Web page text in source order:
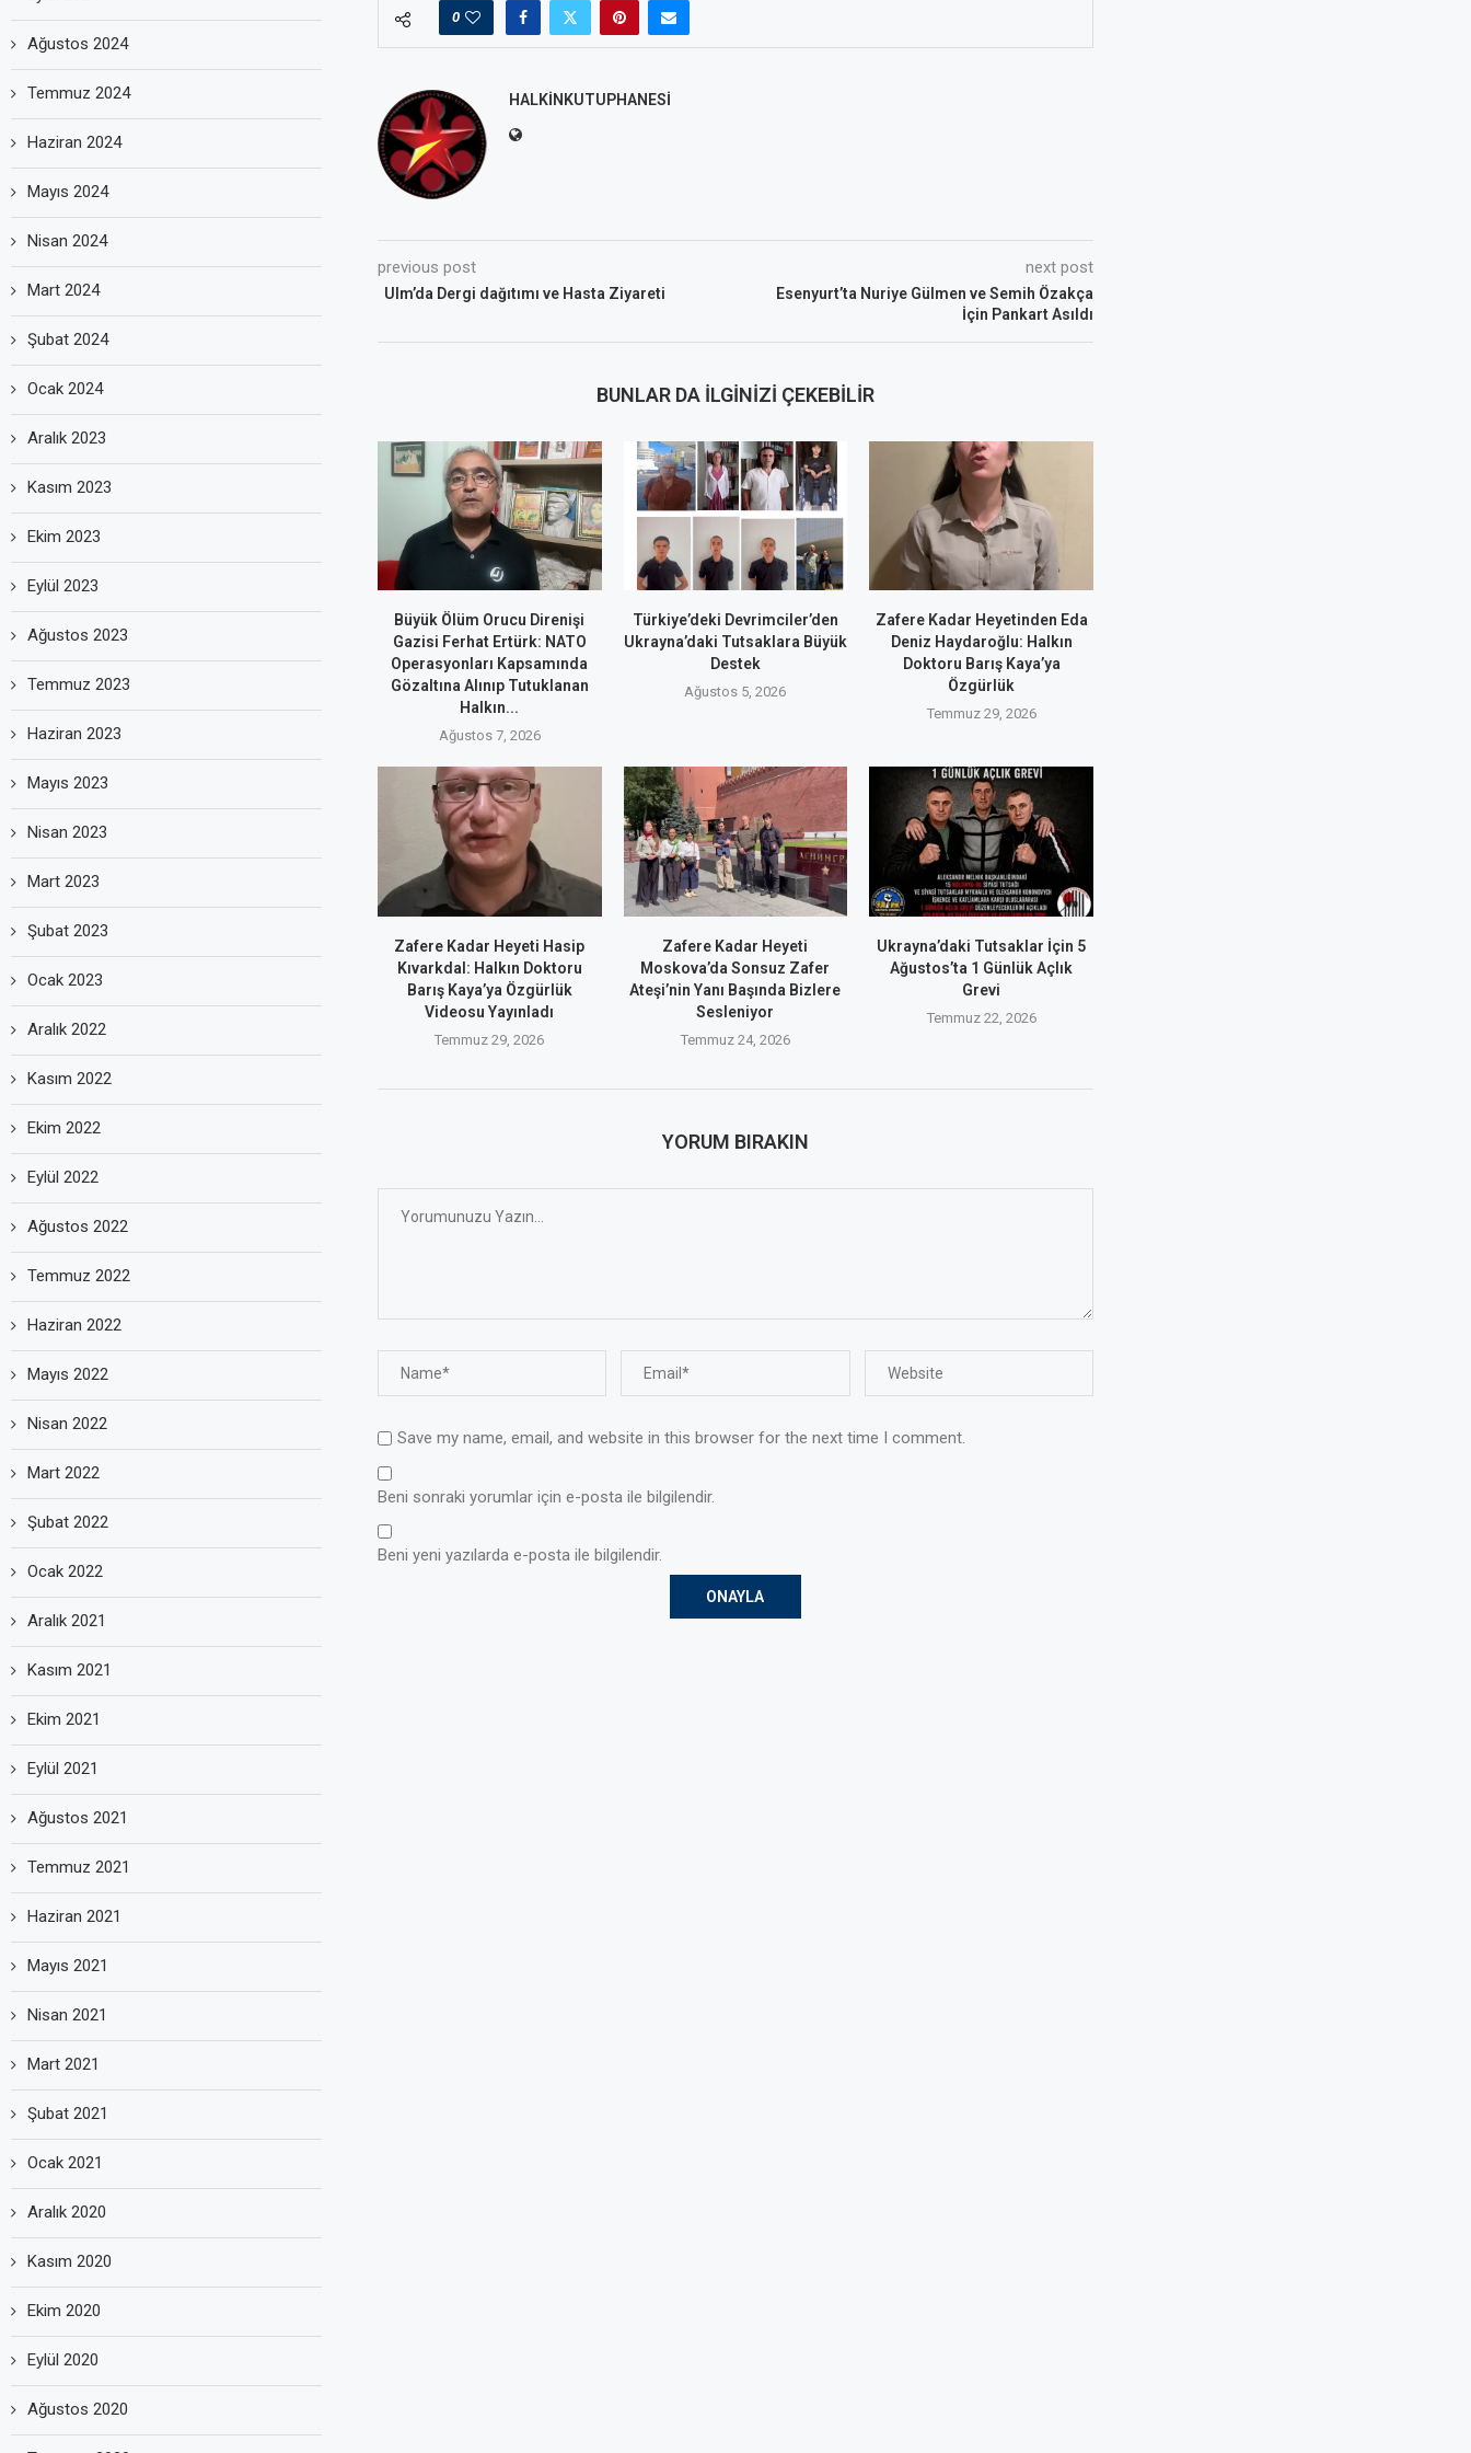
0
HALKINKUTUPHANESI
previous post
Ulm’da Dergi dağıtımı ve Hasta Ziyareti
next post
Esenyurt’ta Nuriye Gülmen ve Semih Özakça
İçin Pankart Asıldı
BUNLAR DA İLGINIZI ÇEKEBILIR
Büyük Ölüm Orucu Direnişi
Gazisi Ferhat Ertürk: NATO
Operasyonları Kapsamında
Gözaltına Alınıp Tutuklanan
Halkın...
Ağustos 7, 2026
Türkiye’deki Devrimciler’den
Ukrayna’daki Tutsaklara Büyük
Destek
Ağustos 5, 2026
Zafere Kadar Heyetinden Eda
Deniz Haydaroğlu: Halkın
Doktoru Barış Kaya’ya
Özgürlük
Temmuz 29, 2026
Zafere Kadar Heyeti Hasip
Kıvarkdal: Halkın Doktoru
Barış Kaya’ya Özgürlük
Videosu Yayınladı
Temmuz 29, 2026
Zafere Kadar Heyeti
Moskova’da Sonsuz Zafer
Ateşi’nin Yanı Başında Bizlere
Sesleniyor
Temmuz 24, 2026
Ukrayna’daki Tutsaklar İçin 5
Ağustos’ta 1 Günlük Açlık
Grevi
Temmuz 22, 2026
YORUM BIRAKIN
Save my name, email, and website in this browser for the next time I comment.
Beni sonraki yorumlar için e-posta ile bilgilendir.
Beni yeni yazılarda e-posta ile bilgilendir.
Ağustos 2024
Temmuz 2024
Haziran 2024
Mayıs 2024
Nisan 2024
Mart 2024
Şubat 2024
Ocak 2024
Aralık 2023
Kasım 2023
Ekim 2023
Eylül 2023
Ağustos 2023
Temmuz 2023
Haziran 2023
Mayıs 2023
Nisan 2023
Mart 2023
Şubat 2023
Ocak 2023
Aralık 2022
Kasım 2022
Ekim 2022
Eylül 2022
Ağustos 2022
Temmuz 2022
Haziran 2022
Mayıs 2022
Nisan 2022
Mart 2022
Şubat 2022
Ocak 2022
Aralık 2021
Kasım 2021
Ekim 2021
Eylül 2021
Ağustos 2021
Temmuz 2021
Haziran 2021
Mayıs 2021
Nisan 2021
Mart 2021
Şubat 2021
Ocak 2021
Aralık 2020
Kasım 2020
Ekim 2020
Eylül 2020
Ağustos 2020